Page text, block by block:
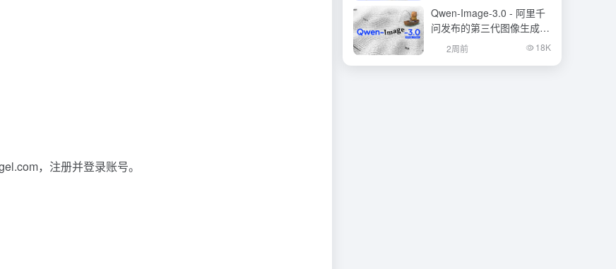
，注册并登录账号。
Qwen-Image-3.0 - 阿里千
问发布的第三代图像生成基
础模型
2周前 18K